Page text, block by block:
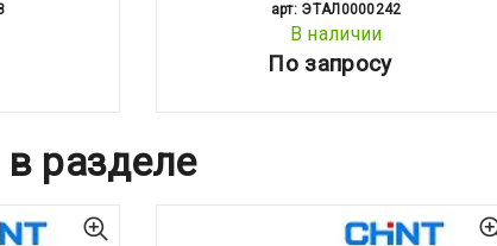
арт: ЭТАЛ0000242
В наличии
По запросу
разделе